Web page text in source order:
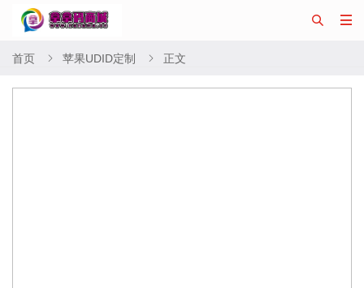


首页  苹果UDID定制  正文